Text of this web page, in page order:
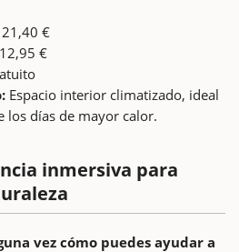
€
€
Espacio interior climatizado, ideal
los días de mayor calor.
inmersiva para
vez cómo puedes ayudar a